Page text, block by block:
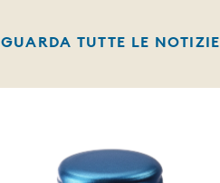
GUARDA TUTTE LE NOTIZIE